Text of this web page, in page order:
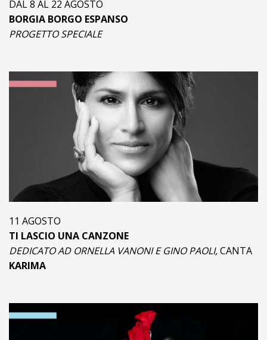
DAL 8 AL 22 AGOSTO
BORGIA BORGO ESPANSO
PROGETTO SPECIALE
11 AGOSTO
TI LASCIO UNA CANZONE
DEDICATO AD ORNELLA VANONI E GINO PAOLI,CANTA
KARIMA